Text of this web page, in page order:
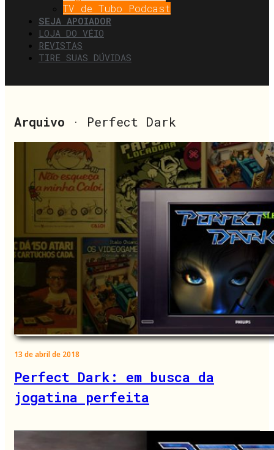
TV de Tubo Podcast
SEJA APOIADOR
LOJA DO VÉIO
REVISTAS
TIRE SUAS DÚVIDAS
Arquivo · Perfect Dark
13 de abril de 2018
Perfect Dark: em busca da
jogatina perfeita